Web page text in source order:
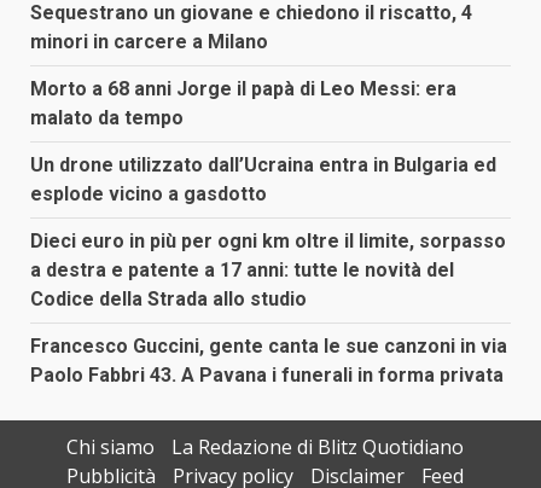
Sequestrano un giovane e chiedono il riscatto, 4
minori in carcere a Milano
Morto a 68 anni Jorge il papà di Leo Messi: era
malato da tempo
Un drone utilizzato dall’Ucraina entra in Bulgaria ed
esplode vicino a gasdotto
Dieci euro in più per ogni km oltre il limite, sorpasso
a destra e patente a 17 anni: tutte le novità del
Codice della Strada allo studio
Francesco Guccini, gente canta le sue canzoni in via
Paolo Fabbri 43. A Pavana i funerali in forma privata
Chi siamo
La Redazione di Blitz Quotidiano
Pubblicità
Privacy policy Disclaimer Feed